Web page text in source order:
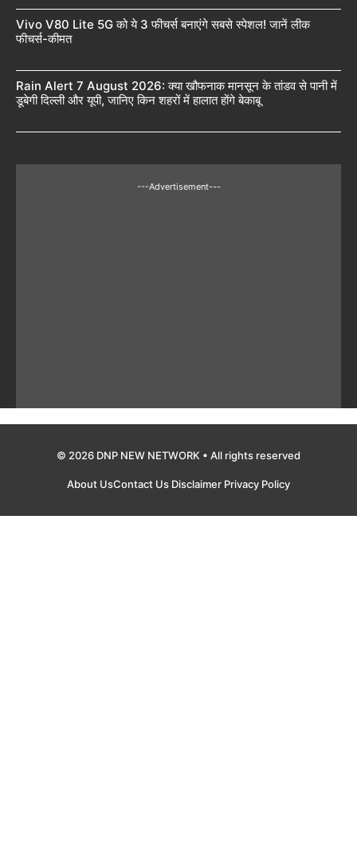
Vivo V80 Lite 5G को ये 3 फीचर्स बनाएंगे सबसे स्पेशल! जानें लीक
फीचर्स-कीमत
Rain Alert 7 August 2026: क्या खौफनाक मानसून के तांडव से पानी में
डूबेगी दिल्ली और यूपी, जानिए किन शहरों में हालात होंगे बेकाबू
---Advertisement---
© 2026 DNP NEW NETWORK • All rights reserved
About UsContact Us Disclaimer Privacy Policy